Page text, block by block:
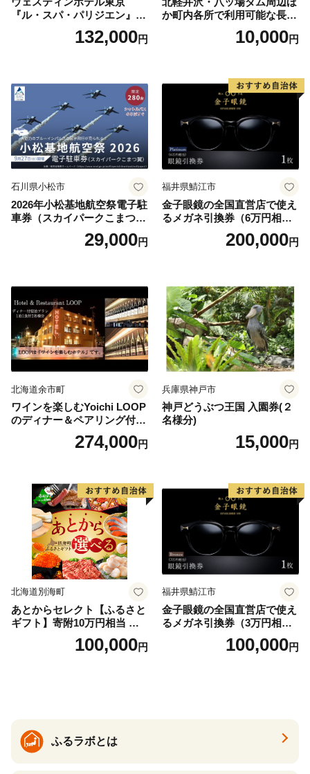
『ル・スパ・パリジエン』選
べるボディセラピー90分/1名
132,000円
か町内各所で利用可能な長野
原町ふるさと感謝券（3,000
円分）【トラベル 観光 旅行
10,000円
石川県小松市
2026年小松基地航空祭電子駐
車券（スカイパークこまつ
翼） 駐車場 シャトルバスの
りばすぐ 石川県 小松市
29,000円
福井県鯖江市
金子眼鏡の全国直営店で使え
るメガネ引換券（6万円相
当） Platinum200,000円
北海道余市町
ワインを楽しむYoichi LOOP
のディナー＆ペアリング付宿
泊プラン＜デラックスツイン
274,000円
兵庫県神戸市
神戸どうぶつ王国 入園券(２
名様分)
15,000円
北海道別海町
あとからセレクト【ふるさと
ギフト】寄附10万円相当 あ
とから選べる！ ギフト いく
ら ほたて 海鮮 牛肉 別海町
ギフト ふるさと納税 ）
100,000円
福井県鯖江市
金子眼鏡の全国直営店で使え
るメガネ引換券（3万円相
100,000円
ふるラボとは